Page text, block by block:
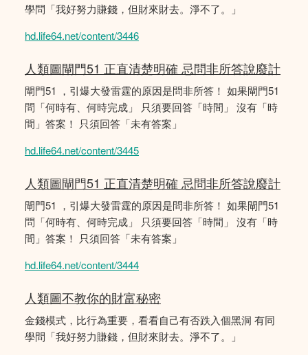
學問「我好努力賺錢，但財來財去。淨不了。」
hd.life64.net/content/3446
人類圖閘門51 正直清楚明確 忌問非所答說廢計
閘門51 ，引爆大發雷霆的原因是問非所答！ 如果閘門51
問「何時有、何時完成」 只須要回答「時間」 沒有「時
間」答案！ 只須回答「未有答案」
hd.life64.net/content/3445
人類圖閘門51 正直清楚明確 忌問非所答說廢計
閘門51 ，引爆大發雷霆的原因是問非所答！ 如果閘門51
問「何時有、何時完成」 只須要回答「時間」 沒有「時
間」答案！ 只須回答「未有答案」
hd.life64.net/content/3444
人類圖不教你的財富秘密
金錢模式，比行為重要，看看自己有否跌入個黑洞 有同
學問「我好努力賺錢，但財來財去。淨不了。」